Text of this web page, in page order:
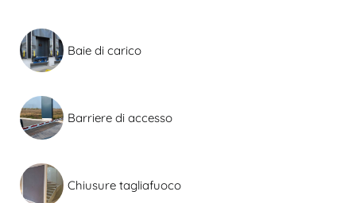
Baie di carico
Barriere di accesso
Chiusure tagliafuoco